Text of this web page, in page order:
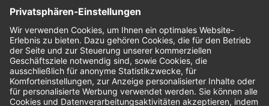
Bestellungen
Sendung verfolgen